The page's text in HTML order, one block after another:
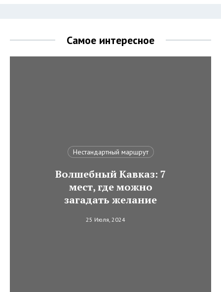
Самое интересное
Нестандартный маршрут
Волшебный Кавказ: 7
мест, где можно
загадать желание
25 Июля, 2024